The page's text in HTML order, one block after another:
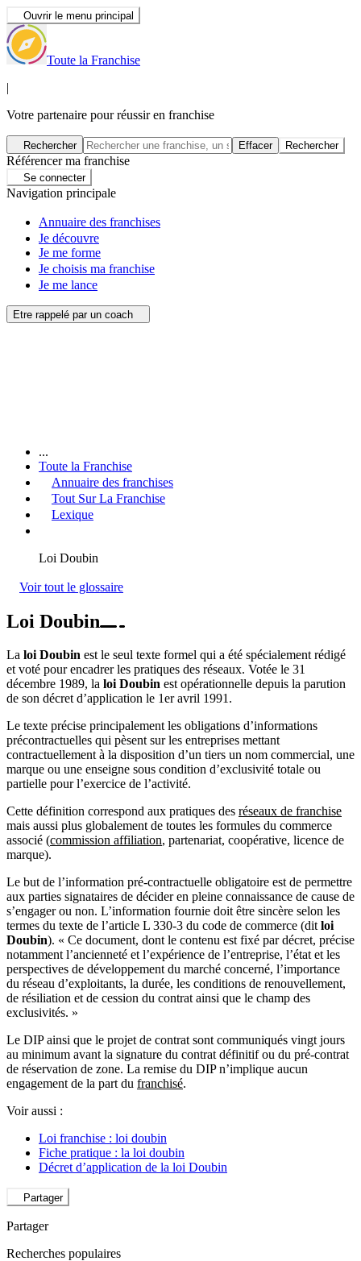
Ouvrir le menu principal
Toute la Franchise
|
Votre partenaire pour réussir en franchise
Rechercher Effacer Rechercher
Référencer ma franchise
Se connecter
Navigation principale
Annuaire des franchises
Je découvre
Je me forme
Je choisis ma franchise
Je me lance
Etre rappelé par un coach
...
Toute la Franchise
Annuaire des franchises
Tout Sur La Franchise
Lexique
Loi Doubin
Voir tout le glossaire
Loi Doubin
La loi Doubin est le seul texte formel qui a été spécialement rédigé
et voté pour encadrer les pratiques des réseaux. Votée le 31
décembre 1989, la loi Doubin est opérationnelle depuis la parution
de son décret d’application le 1er avril 1991.
Le texte précise principalement les obligations d’informations
précontractuelles qui pèsent sur les entreprises mettant
contractuellement à la disposition d’un tiers un nom commercial, une
marque ou une enseigne sous condition d’exclusivité totale ou
partielle pour l’exercice de l’activité.
Cette définition correspond aux pratiques des réseaux de franchise
mais aussi plus globalement de toutes les formules du commerce
associé (commission affiliation, partenariat, coopérative, licence de
marque).
Le but de l’information pré-contractuelle obligatoire est de permettre
aux parties signataires de décider en pleine connaissance de cause de
s’engager ou non. L’information fournie doit être sincère selon les
termes du texte de l’article L 330-3 du code de commerce (ditloi
Doubin). « Ce document, dont le contenu est fixé par décret, précise
notamment l’ancienneté et l’expérience de l’entreprise, l’état et les
perspectives de développement du marché concerné, l’importance
du réseau d’exploitants, la durée, les conditions de renouvellement,
de résiliation et de cession du contrat ainsi que le champ des
exclusivités. »
Le DIP ainsi que le projet de contrat sont communiqués vingt jours
au minimum avant la signature du contrat définitif ou du pré-contrat
de réservation de zone. La remise du DIP n’implique aucun
engagement de la part du franchisé.
Voir aussi :
Loi franchise : loi doubin
Fiche pratique : la loi doubin
Décret d’application de la loi Doubin
Partager
Partager
Recherches populaires